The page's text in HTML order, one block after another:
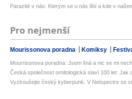
Parazité v nás: Kterým se u nás líbí a kde v
Pro nejmenší
Mourissonova poradna Komiksy
Mourrisonova poradna: Jsem líná a nic se mi
Česká společnost ornitologická slaví 100 let: Jak
Vyzkoušejte český kyberpunk. V Netspectre se